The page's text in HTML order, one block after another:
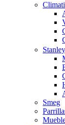
Stanley
Smeg